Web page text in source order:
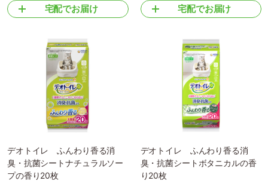
宅配でお届け 宅配でお届け
デオトイレ ふんわり香る消
臭・抗菌シートナチュラルソー
プの香り20枚
デオトイレ ふんわり香る消
臭・抗菌シートボタニカルの香
り20枚